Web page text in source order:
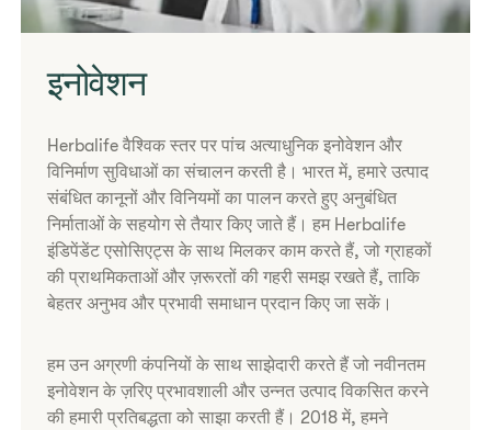
इनोवेशन
Herbalife वैश्विक स्तर पर पांच अत्याधुनिक इनोवेशन और
विनिर्माण सुविधाओं का संचालन करती है। भारत में, हमारे उत्पाद
संबंधित कानूनों और विनियमों का पालन करते हुए अनुबंधित
निर्माताओं के सहयोग से तैयार किए जाते हैं। हम Herbalife
इंडिपेंडेंट एसोसिएट्स के साथ मिलकर काम करते हैं, जो ग्राहकों
की प्राथमिकताओं और ज़रूरतों की गहरी समझ रखते हैं, ताकि
बेहतर अनुभव और प्रभावी समाधान प्रदान किए जा सकें।
हम उन अग्रणी कंपनियों के साथ साझेदारी करते हैं जो नवीनतम
इनोवेशन के ज़रिए प्रभावशाली और उन्नत उत्पाद विकसित करने
की हमारी प्रतिबद्धता को साझा करती हैं। 2018 में, हमने